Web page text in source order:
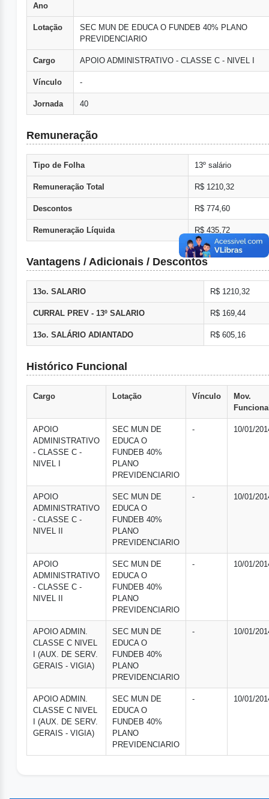
Ano
Lotação
SEC MUN DE EDUCA O FUNDEB 40% PLANO
PREVIDENCIARIO
Cargo APOIO ADMINISTRATIVO - CLASSE C - NIVEL I
Vínculo -
Jornada 40
Remuneração
Tipo de Folha 13º salário
Remuneração Total R$ 1210,32
Descontos R$ 774,60
Remuneração Líquida R$ 435,72
Vantagens / Adicionais / Descontos
13o. SALARIO R$ 1210,32
CURRAL PREV - 13º SALARIO R$ 169,44
13o. SALÁRIO ADIANTADO R$ 605,16
Histórico Funcional
Cargo Lotação Vínculo
Mov.
APOIO
ADMINISTRATIVO
- CLASSE C -
NIVEL I
SEC MUN DE
EDUCA O
FUNDEB 40%
PLANO
PREVIDENCIARIO
- 10/01/
APOIO
ADMINISTRATIVO
- CLASSE C -
NIVEL II
SEC MUN DE
EDUCA O
FUNDEB 40%
PLANO
PREVIDENCIARIO
- 10/01/
APOIO
ADMINISTRATIVO
- CLASSE C -
NIVEL II
SEC MUN DE
EDUCA O
FUNDEB 40%
PLANO
PREVIDENCIARIO
- 10/01/
APOIO ADMIN.
CLASSE C NIVEL
I (AUX. DE SERV.
GERAIS - VIGIA)
SEC MUN DE
EDUCA O
FUNDEB 40%
PLANO
PREVIDENCIARIO
- 10/01/
APOIO ADMIN.
CLASSE C NIVEL
I (AUX. DE SERV.
GERAIS - VIGIA)
SEC MUN DE
EDUCA O
FUNDEB 40%
PLANO
PREVIDENCIARIO
- 10/01/